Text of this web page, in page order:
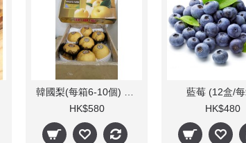
HK$580
藍莓 (12盒/
HK$480